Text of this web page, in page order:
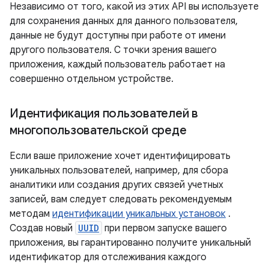
Независимо от того, какой из этих API вы используете
для сохранения данных для данного пользователя,
данные не будут доступны при работе от имени
другого пользователя. С точки зрения вашего
приложения, каждый пользователь работает на
совершенно отдельном устройстве.
Идентификация пользователей в
многопользовательской среде
Если ваше приложение хочет идентифицировать
уникальных пользователей, например, для сбора
аналитики или создания других связей учетных
записей, вам следует следовать рекомендуемым
методам идентификации уникальных установок .
Создав новый UUID при первом запуске вашего
приложения, вы гарантированно получите уникальный
идентификатор для отслеживания каждого